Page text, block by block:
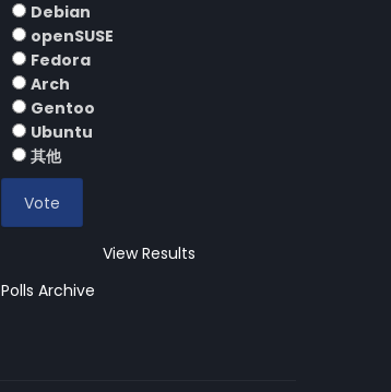
Debian
openSUSE
Fedora
Arch
Gentoo
Ubuntu
其他
View Results
Polls Archive